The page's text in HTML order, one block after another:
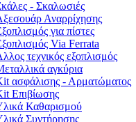
- Σκαλωσιές
Αναρρίχησης
για πίστες
Via Ferrata
τεχνικός εξοπλισμός
αγκύρια
ασφάλισης - Αρματώματος
Επιβίωσης
Καθαρισμού
Συντήρησης